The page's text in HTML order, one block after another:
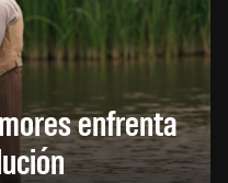
enfrenta